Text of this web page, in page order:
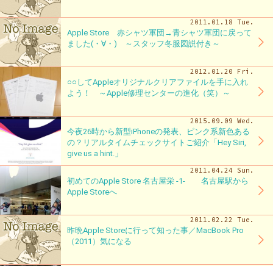
2011.01.18 Tue.
Apple Store 赤シャツ軍団→青シャツ軍団に戻って
ました(・∀・) ～スタッフ冬服図説付き～
2012.01.20 Fri.
○○してAppleオリジナルクリアファイルを手に入れ
よう！ ～Apple修理センターの進化（笑）～
2015.09.09 Wed.
今夜26時から新型iPhoneの発表、ピンク系新色ある
の？リアルタイムチェックサイトご紹介「Hey Siri,
give us a hint.」
2011.04.24 Sun.
初めてのApple Store 名古屋栄 -1- 名古屋駅から
Apple Storeへ
2011.02.22 Tue.
昨晩Apple Storeに行って知った事／MacBook Pro
（2011）気になる